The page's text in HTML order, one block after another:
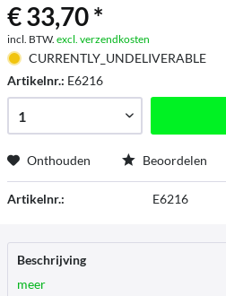
€ 33,70 *
incl. BTW. excl. verzendkosten
CURRENTLY_UNDELIVERABLE
Artikelnr.: E6216
Onthouden Beoordelen
Artikelnr.: E6216
Beschrijving
meer